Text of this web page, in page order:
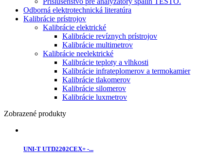
Odborná elektrotechnická literatúra
Kalibrácie prístrojov
Kalibrácie elektrické
Kalibrácie revíznych prístrojov
Kalibrácie multimetrov
Kalibrácie neelektrické
Kalibrácie teploty a vlhkosti
Kalibrácie infrateplomerov a termokamier
Kalibrácie tlakomerov
Kalibrácie silomerov
Kalibrácie luxmetrov
Zobrazené produkty
UNI-T UTD2202CEX+ -...